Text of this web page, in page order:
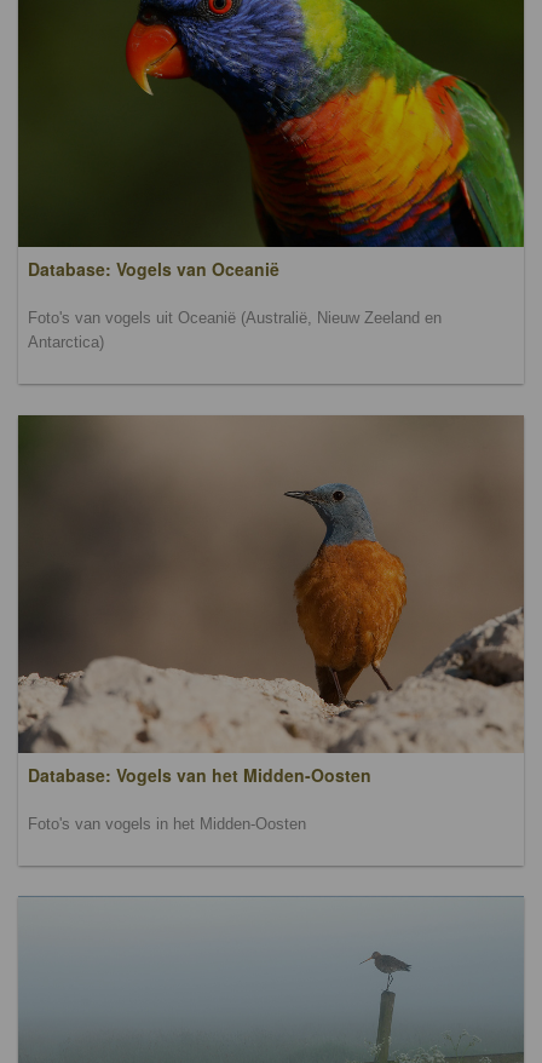
Database: Vogels van Oceanië
Foto's van vogels uit Oceanië (Australië, Nieuw Zeeland en
Antarctica)
Database: Vogels van het Midden-Oosten
Foto's van vogels in het Midden-Oosten